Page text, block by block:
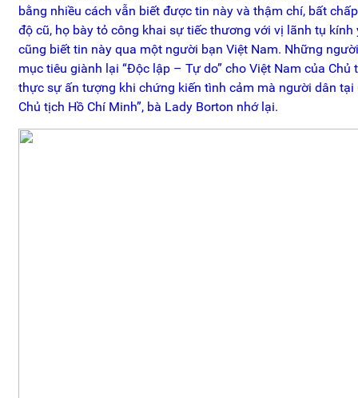
bằng nhiều cách vẫn biết được tin này và thậm chí, bất
độ cũ, họ bày tỏ công khai sự tiếc thương với vị lãnh tụ kính
cũng biết tin này qua một người bạn Việt Nam. Những
mục tiêu giành lại “Độc lập – Tự do” cho Việt Nam của Chủ
thực sự ấn tượng khi chứng kiến tình cảm mà người dân tại
Chủ tịch Hồ Chí Minh”, bà Lady Borton nhớ lại.